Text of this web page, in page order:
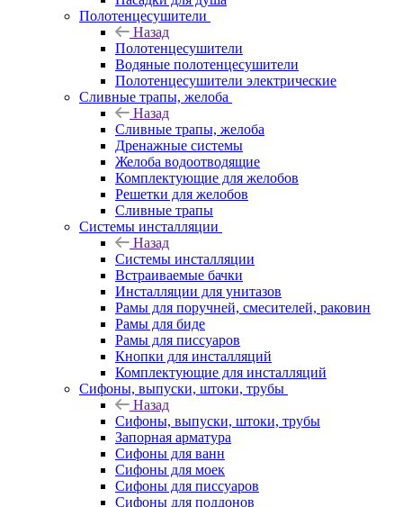
Полотенцесушители
Назад
Полотенцесушители
Водяные полотенцесушители
Полотенцесушители электрические
Сливные трапы, желоба
Назад
Сливные трапы, желоба
Дренажные системы
Желоба водоотводящие
Комплектующие для желобов
Решетки для желобов
Сливные трапы
Системы инсталляции
Назад
Системы инсталляции
Встраиваемые бачки
Инсталляции для унитазов
Рамы для поручней, смесителей, раковин
Рамы для биде
Рамы для писсуаров
Кнопки для инсталляций
Комплектующие для инсталляций
Сифоны, выпуски, штоки, трубы
Назад
Сифоны, выпуски, штоки, трубы
Запорная арматура
Сифоны для ванн
Сифоны для моек
Сифоны для писсуаров
Сифоны для поддонов